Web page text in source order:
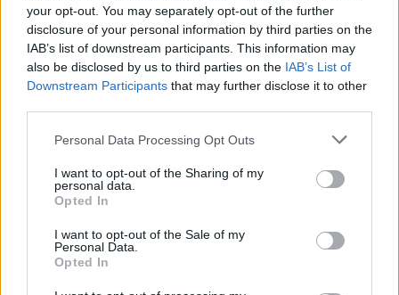
your opt-out. You may separately opt-out of the further
disclosure of your personal information by third parties on the
IAB’s list of downstream participants. This information may
also be disclosed by us to third parties on the IAB’s List of
Downstream Participants that may further disclose it to other
Please note that this website/app uses one or more Google
not limited to your visit or usage behaviour. You may click to
grant or deny consent to Google and its third-party tags to
use your data for below specified purposes in below Google
consent section.
Personal Data Processing Opt Outs
I want to opt-out of the Sharing of my
personal data.
Opted In
I want to opt-out of the Sale of my
Personal Data.
Opted In
Η διοίκηση της εταιρείαςπροτείνει τη διανομή
μερίσματος ύψους 750.000 ευρώαπό τα κέρδη
της χρήσης 2025, ποσό που αντιστοιχεί περίπου
στο 16,1% των καθαρών κερδών, υποδηλώνοντας
μια ισορροπία μεταξύ επανεπένδυσης και
απόδοσης προς τον μέτοχο.
Το δίκτυο
Η L’Innominato Hellasδιατηρεί σήμερα ένα
δίκτυο 10 καταστημάτων στην Ελλάδα